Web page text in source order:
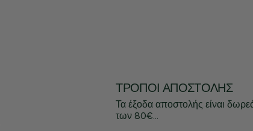
ΤΡΌΠΟΙ ΑΠΟΣΤΟΛΉΣ
Τα έξοδα αποστολής είναι
των 80€...